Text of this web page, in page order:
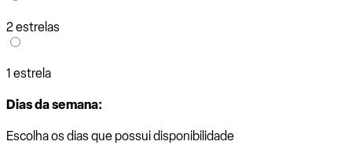
2 estrelas
1 estrela
Dias da semana:
Escolha os dias que possui disponibilidade